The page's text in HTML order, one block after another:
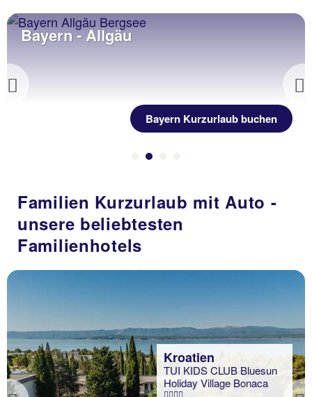
Previous
Bayern - Allgäu
Bayern Kurzurlaub buchen
Familien Kurzurlaub mit Auto -
unsere beliebtesten
Familienhotels
Kroatien
TUI KIDS CLUB Bluesun
Holiday Village Bonaca